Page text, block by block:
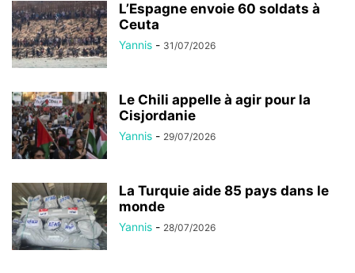
L’Espagne envoie 60 soldats à
Ceuta
Yannis - 31/07/2026
Le Chili appelle à agir pour la
Cisjordanie
Yannis - 29/07/2026
La Turquie aide 85 pays dans le
monde
Yannis - 28/07/2026